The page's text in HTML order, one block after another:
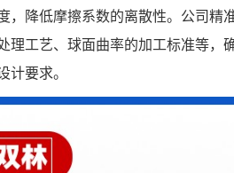
，降低摩擦系数的离散性。公司精
理工艺、球面曲率的加工标准等，
计要求。